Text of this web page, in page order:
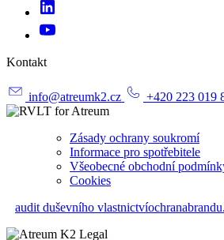
Kontakt
info@atreumk2.cz +420 223 019
Zásady ochrany soukromí
Informace pro spotřebitele
Všeobecné obchodní
Cookies
audit duševního vlastnictví